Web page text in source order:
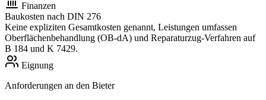
Finanzen
Baukosten nach DIN 276
Keine expliziten Gesamtkosten genannt, Leistungen umfassen
Oberflächenbehandlung (OB-dA) und Reparaturzug-Verfahren auf
B 184 und K 7429.
Eignung
Anforderungen an den Bieter